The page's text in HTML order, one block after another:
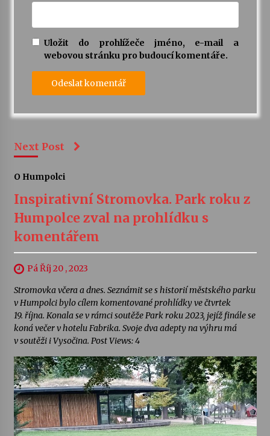
Uložit do prohlížeče jméno, e-mail a
webovou stránku pro budoucí komentáře.
Next Post
O Humpolci
Inspirativní Stromovka. Park roku z
Humpolce zval na prohlídku s
komentářem
Pá Říj 20 , 2023
Stromovka včera a dnes. Seznámit se s historií městského parku
v Humpolci bylo cílem komentované prohlídky ve čtvrtek
19. října. Konala se v rámci soutěže Park roku 2023, jejíž finále se
koná večer v hotelu Fabrika. Svoje dva adepty na výhru má
v soutěži i Vysočina. Post Views: 4